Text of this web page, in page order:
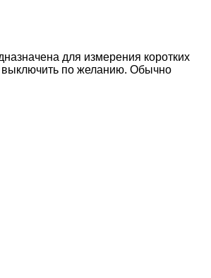
для измерения коротких
выключить по желанию. Обычно